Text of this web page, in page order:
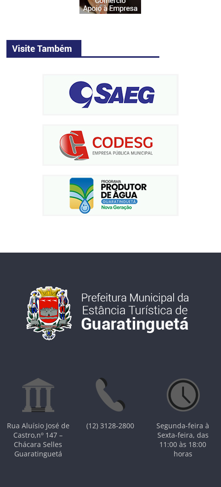
Rua Aluísio José de
Castro,nº 147 –
Chácara Selles
Guaratinguetá
(12) 3128-2800
Segunda-feira à
Sexta-feira, das
11:00 às 18:00
horas